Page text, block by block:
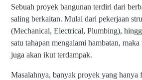
Sebuah proyek bangunan terdiri dari
saling berkaitan. Mulai dari pekerjaan
(Mechanical, Electrical, Plumbing),
satu tahapan mengalami hambatan,
juga akan ikut terdampak.
Masalahnya, banyak proyek yang hanya